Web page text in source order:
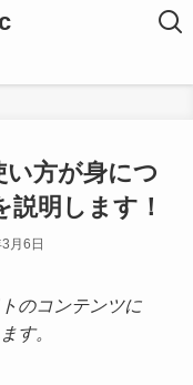
方が身につ
説明します！
月6日
のコンテンツに
す。